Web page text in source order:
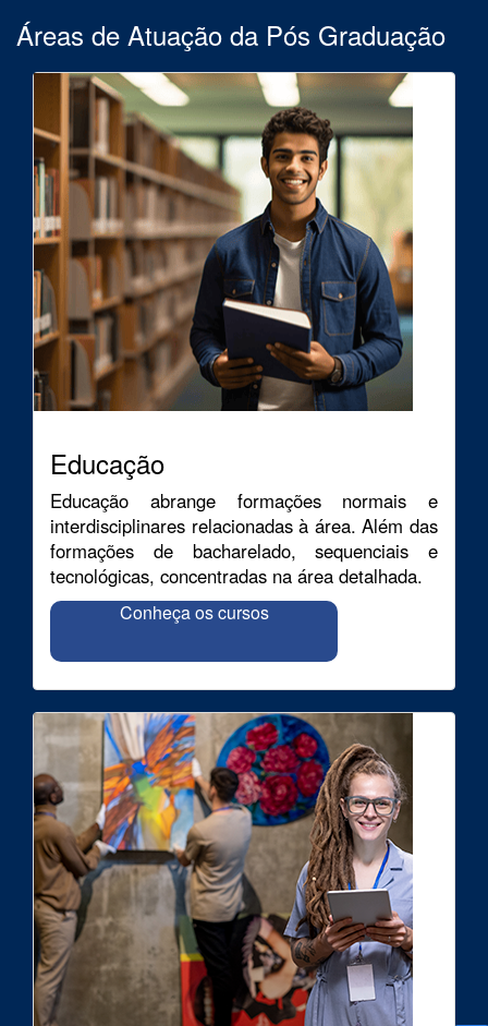
Áreas de Atuação da Pós Graduação
Educação
Educação abrange formações normais e
interdisciplinares relacionadas à área. Além das
formações de bacharelado, sequenciais e
tecnológicas, concentradas na área detalhada.
Conheça os cursos